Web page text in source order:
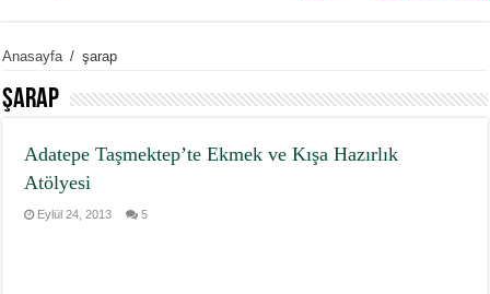
Anasayfa / şarap
şarap
Adatepe Taşmektep’te Ekmek ve Kışa Hazırlık
Atölyesi
Eylül 24, 2013 5